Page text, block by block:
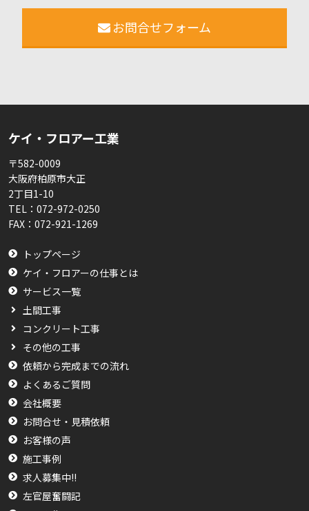
お問合せフォーム
ケイ・フロアー工業
〒582-0009
大阪府柏原市大正
2丁目1-10
TEL： 072-972-0250
FAX： 072-921-1269
トップページ
ケイ・フロアーの仕事とは
サービス一覧
土間工事
コンクリート工事
その他の工事
依頼から完成までの流れ
よくあるご質問
会社概要
お問合せ・見積依頼
お客様の声
施工事例
求人募集中!!
左官屋奮闘記